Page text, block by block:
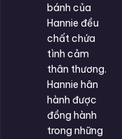
bánh của
Hannie đều
chất chứa
tình cảm
thân thương.
Hannie hân
hành được
đồng hành
trong những